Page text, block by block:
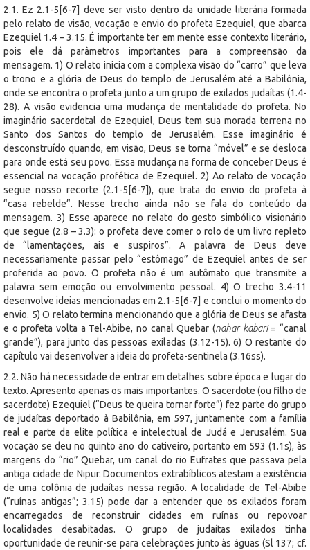
2.1. Ez 2.1-5[6-7] deve ser visto dentro da unidade literária formada
pelo relato de visão, vocação e envio do profeta Ezequiel, que abarca
Ezequiel 1.4 – 3.15. É importante ter em mente esse contexto literário,
pois ele dá parâmetros importantes para a compreensão da
mensagem. 1) O relato inicia com a complexa visão do “carro” que leva
o trono e a glória de Deus do templo de Jerusalém até a Babilônia,
onde se encontra o profeta junto a um grupo de exilados judaítas (1.4-
28). A visão evidencia uma mudança de mentalidade do profeta. No
imaginário sacerdotal de Ezequiel, Deus tem sua morada terrena no
Santo dos Santos do templo de Jerusalém. Esse imaginário é
desconstruído quando, em visão, Deus se torna “móvel” e se desloca
para onde está seu povo. Essa mudança na forma de conceber Deus é
essencial na vocação profética de Ezequiel. 2) Ao relato de vocação
segue nosso recorte (2.1-5[6-7]), que trata do envio do profeta à
“casa rebelde”. Nesse trecho ainda não se fala do conteúdo da
mensagem. 3) Esse aparece no relato do gesto simbólico visionário
que segue (2.8 – 3.3): o profeta deve comer o rolo de um livro repleto
de “lamentações, ais e suspiros”. A palavra de Deus deve
necessariamente passar pelo “estômago” de Ezequiel antes de ser
proferida ao povo. O profeta não é um autômato que transmite a
palavra sem emoção ou envolvimento pessoal. 4) O trecho 3.4-11
desenvolve ideias mencionadas em 2.1-5[6-7] e conclui o momento do
envio. 5) O relato termina mencionando que a glória de Deus se afasta
e o profeta volta a Tel-Abibe, no canal Quebar (nahar kabari= “canal
grande”), para junto das pessoas exiladas (3.12-15). 6) O restante do
capítulo vai desenvolver a ideia do profeta-sentinela (3.16ss).
2.2. Não há necessidade de entrar em detalhes sobre época e lugar do
texto. Apresento apenas os mais importantes. O sacerdote (ou filho de
sacerdote) Ezequiel (“Deus te queira tornar forte”) fez parte do grupo
de judaítas deportado à Babilônia, em 597, juntamente com a família
real e parte da elite política e intelectual de Judá e Jerusalém. Sua
vocação se deu no quinto ano do cativeiro, portanto em 593 (1.1s), às
margens do “rio” Quebar, um canal do rio Eufrates que passava pela
antiga cidade de Nipur. Documentos extrabíblicos atestam a existência
de uma colônia de judaítas nessa região. A localidade de Tel-Abibe
(“ruínas antigas”; 3.15) pode dar a entender que os exilados foram
encarregados de reconstruir cidades em ruínas ou repovoar
localidades desabitadas. O grupo de judaítas exilados tinha
oportunidade de reunir-se para celebrações junto às águas (Sl 137; cf.